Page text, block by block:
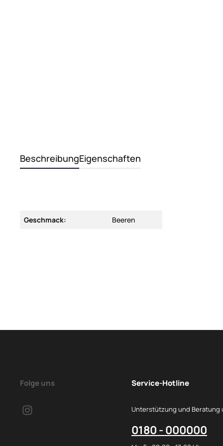
BeschreibungEigenschaften
Geschmack: Beeren
Folge uns Service-Hotline
Unterstützung und Beratung
0180 - 000000